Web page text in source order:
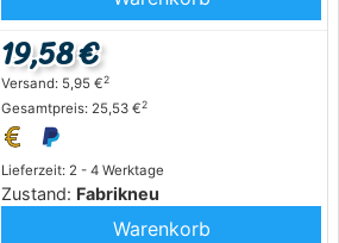
Lieferzeit: 2 - 4 Werktage
Zustand: Fabrikneu
19,58 €
Versand: 5,95 €2
Gesamtpreis: 25,53 €2
Warenkorb